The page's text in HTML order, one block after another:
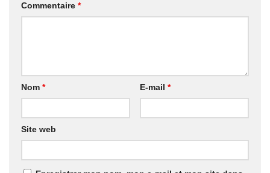
Commentaire *
Nom * E-mail *
Site web